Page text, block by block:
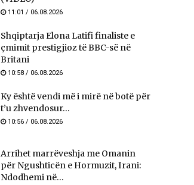
11:01 / 06.08.2026
Shqiptarja Elona Latifi finaliste e
çmimit prestigjioz të BBC-së në
Britani
10:58 / 06.08.2026
Ky është vendi më i mirë në botë për
t’u zhvendosur...
10:56 / 06.08.2026
Arrihet marrëveshja me Omanin
për Ngushticën e Hormuzit, Irani:
Ndodhemi në...